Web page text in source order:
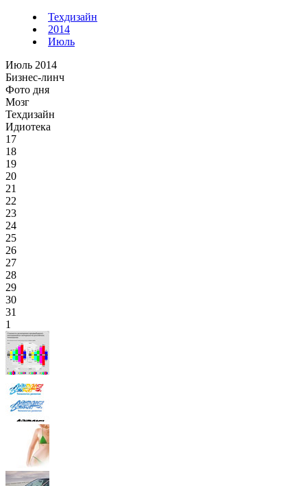
Техдизайн
2014
Июль
Июль 2014
Бизнес-линч
Фото дня
Мозг
Техдизайн
Идиотека
17
18
19
20
21
22
23
24
25
26
27
28
29
30
31
1